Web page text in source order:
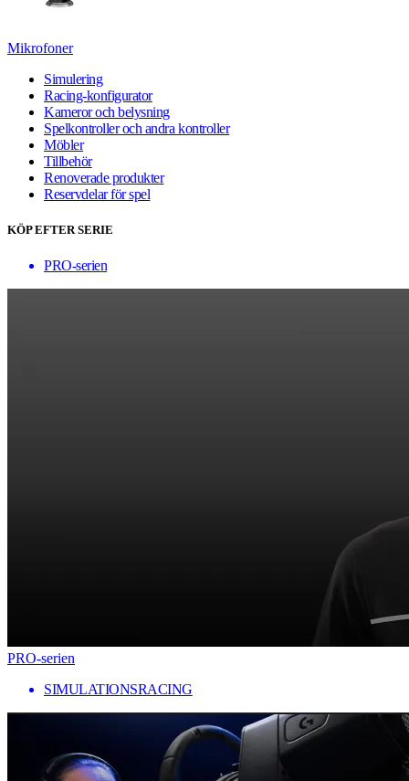
Mikrofoner
Simulering
Racing-konfigurator
Kameror och belysning
Spelkontroller och andra kontroller
Möbler
Tillbehör
Renoverade produkter
Reservdelar för spel
KÖP EFTER SERIE
PRO-serien
PRO-serien
SIMULATIONSRACING